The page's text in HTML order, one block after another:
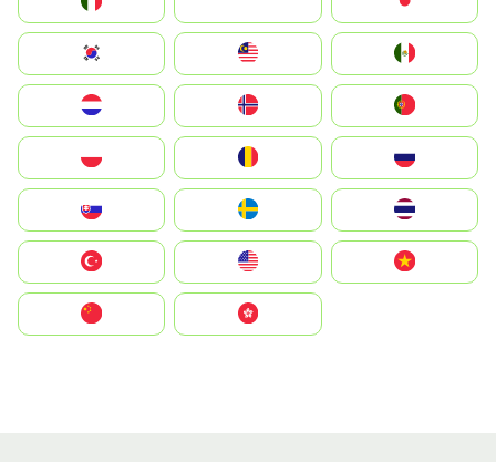
South Korea
United States
中國香港特別行政區